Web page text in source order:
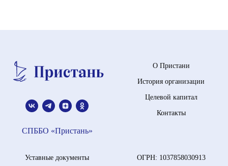
СПББО «Пристань»
О Пристани
История организации
Целевой капитал
Контакты
Уставные документы ОГРН: 1037858030913